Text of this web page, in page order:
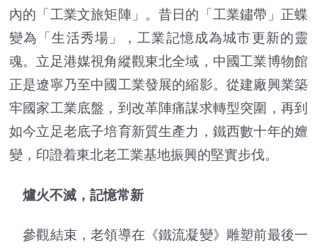
內的「工業文旅矩陣」。昔日的「工業鏽帶」正蝶
變為「生活秀場」，工業記憶成為城市更新的靈
魂。立足港媒視角縱觀東北全域，中國工業博物館
正是遼寧乃至中國工業發展的縮影。從建廠興業築
牢國家工業底盤，到改革陣痛謀求轉型突圍，再到
如今立足老底子培育新質生產力，鐵西數十年的嬗
變，印證着東北老工業基地振興的堅實步伐。
爐火不滅，記憶常新
參觀結束，老領導在《鐵流凝變》雕塑前最後一